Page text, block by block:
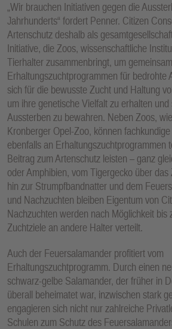
„Wir brauchen Initiativen gegen die
Jahrhunderts“ fordert Penner. Citizen
Artenschutz deshalb als
Initiative, die Zoos, wissenschaftliche
Tierhalter zusammenbringt, um
Erhaltungszuchtprogrammen für bedrohte
sich für die bewusste Zucht und Haltung
um ihre genetische Vielfalt zu erhalten und
Aussterben zu bewahren. Neben Zoos,
Kronberger Opel-Zoo, können
ebenfalls an Erhaltungszuchtprogrammen
Beitrag zum Artenschutz leisten – ganz
oder Amphibien, vom Tigergecko über
hin zur Strumpfbandnatter und dem
und Nachzuchten bleiben Eigentum von
Nachzuchten werden nach Möglichkeit bis
Zuchtziele an andere Halter verteilt.
Auch der Feuersalamander profitiert vom
Erhaltungszuchtprogramm. Durch einen
schwarz-gelbe Salamander, der früher in
überall beheimatet war, inzwischen stark
engagieren sich nicht nur zahlreiche
Schulen zum Schutz des